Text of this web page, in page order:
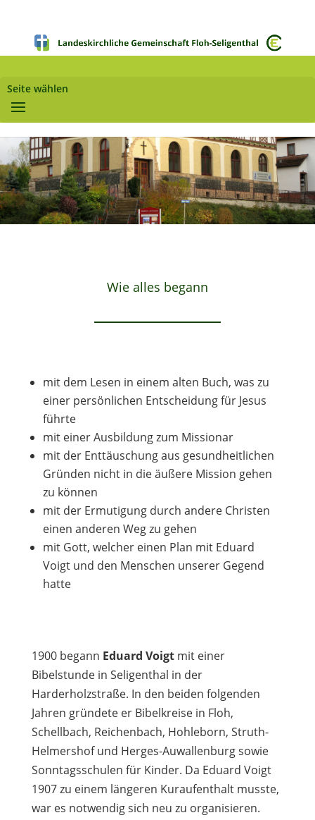
Seite wählen
Wie alles begann
mit dem Lesen in einem alten Buch, was zu
einer persönlichen Entscheidung für Jesus
führte
mit einer Ausbildung zum Missionar
mit der Enttäuschung aus gesundheitlichen
Gründen nicht in die äußere Mission gehen
zu können
mit der Ermutigung durch andere Christen
einen anderen Weg zu gehen
mit Gott, welcher einen Plan mit Eduard
Voigt und den Menschen unserer Gegend
hatte
1900 begann Eduard Voigtmit einer
Bibelstunde in Seligenthal in der
Harderholzstraße. In den beiden folgenden
Jahren gründete er Bibelkreise in Floh,
Schellbach, Reichenbach, Hohleborn, Struth-
Helmershof und Herges-Auwallenburg sowie
Sonntagsschulen für Kinder. Da Eduard Voigt
1907 zu einem längeren Kuraufenthalt musste,
war es notwendig sich neu zu organisieren.